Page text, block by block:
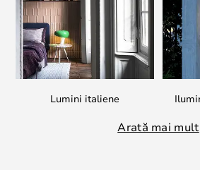
Lumini italiene
Arată mai mult